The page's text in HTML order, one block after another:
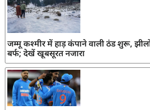
जम्मू कश्मीर में हाड़ कंपाने वाली ठंड शुरू,
बर्फ; देखें खूबसूरत नजारा